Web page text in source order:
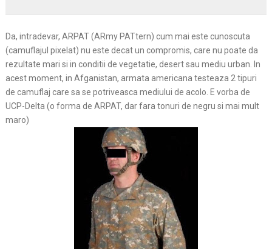
Da, intradevar, ARPAT (ARmy PATtern) cum mai este cunoscuta
(camuflajul pixelat) nu este decat un compromis, care nu poate da
rezultate mari si in conditii de vegetatie, desert sau mediu urban. In
acest moment, in Afganistan, armata americana testeaza 2 tipuri
de camuflaj care sa se potriveasca mediului de acolo. E vorba de
UCP-Delta (o forma de ARPAT, dar fara tonuri de negru si mai mult
maro)